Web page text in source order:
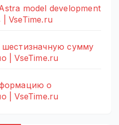
model development
VseTime.ru
сумму
| VseTime.ru
о
| VseTime.ru